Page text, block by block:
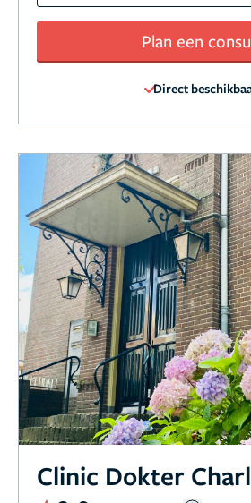
Plan een
Direct
Clinic Dokter